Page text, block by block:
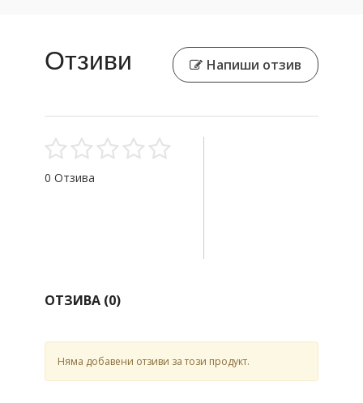
Отзиви Напиши отзив
0 Отзива
ОТЗИВА (0)
Няма добавени отзиви за този продукт.